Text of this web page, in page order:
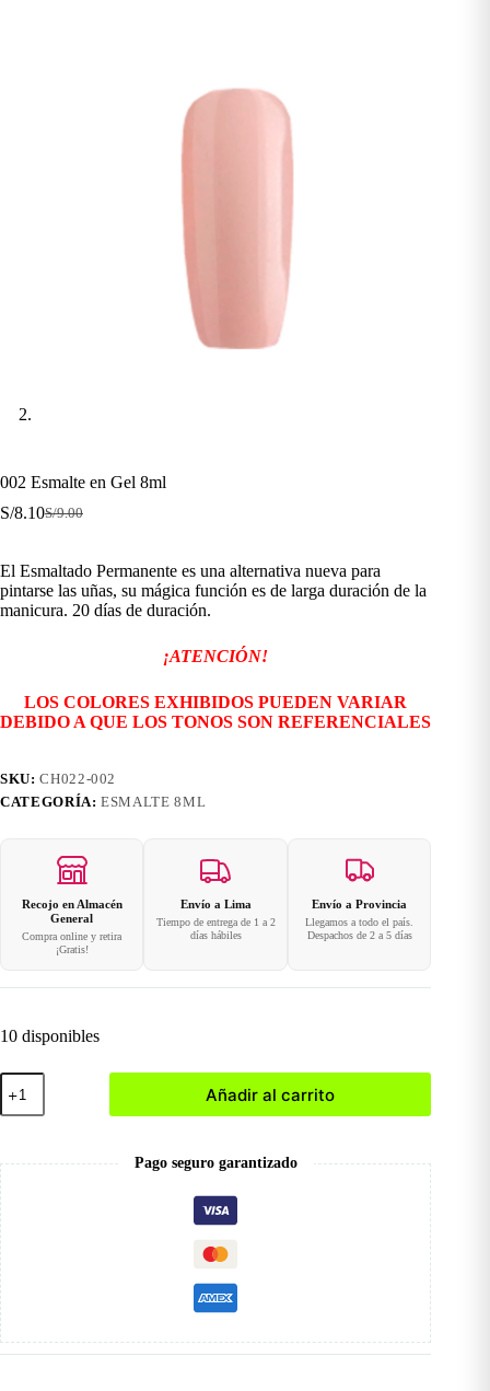
002 Esmalte en Gel 8ml
S/9.00
El
original
era:
S/9.00.
S/8.10El
actual
es:
S/8.10.
El Esmaltado Permanente es una alternativa nueva para
pintarse las uñas, su mágica función es de larga duración de la
manicura. 20 días de duración.
¡ATENCIÓN!
LOS COLORES EXHIBIDOS PUEDEN VARIAR
DEBIDO A QUE LOS TONOS SON REFERENCIALES
SKU:CH022-002
CATEGORÍA:ESMALTE 8ML
Recojo en Almacén
General
Compra online y retira
¡Gratis!
Envío a Lima
Tiempo de entrega de 1 a 2
días hábiles
Envío a Provincia
Llegamos a todo el país.
Despachos de 2 a 5 días
10 disponibles
002
Esmalte
en
cantidad
Añadir al carrito
Pago seguro garantizado